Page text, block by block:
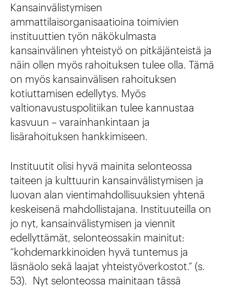
Kansainvälistymisen
ammattilaisorganisaatioina toimivien
instituuttien työn näkökulmasta
kansainvälinen yhteistyö on pitkäjänteistä ja
näin ollen myös rahoituksen tulee olla. Tämä
on myös kansainvälisen rahoituksen
kotiuttamisen edellytys. Myös
valtionavustuspolitiikan tulee kannustaa
kasvuun – varainhankintaan ja
lisärahoituksen hankkimiseen.
Instituutit olisi hyvä mainita selonteossa
taiteen ja kulttuurin kansainvälistymisen ja
luovan alan vientimahdollisuuksien yhtenä
keskeisenä mahdollistajana. Instituuteilla on
jo nyt, kansainvälistymisen ja viennit
edellyttämät, selonteossakin mainitut:
“kohdemarkkinoiden hyvä tuntemus ja
läsnäolo sekä laajat yhteistyöverkostot.“ (s.
53). Nyt selonteossa mainitaan tässä